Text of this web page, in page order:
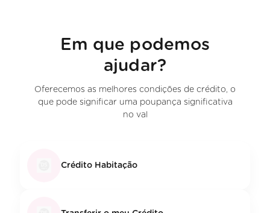
Em que podemos
ajudar?
Oferecemos as melhores condições de crédito, o
que pode significar uma poupança significativa
no val
Crédito Habitação